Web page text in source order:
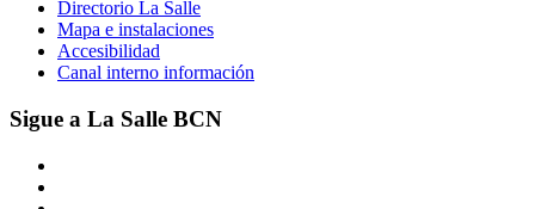
Directorio La Salle
Mapa e instalaciones
Accesibilidad
Canal interno información
Sigue a La Salle BCN